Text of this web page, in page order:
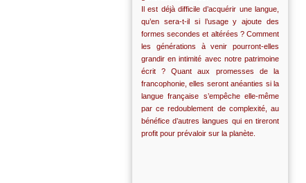
Il est déjà difficile d’acquérir une langue,
qu’en sera-t-il si l’usage y ajoute des
formes secondes et altérées ? Comment
les générations à venir pourront-elles
grandir en intimité avec notre patrimoine
écrit ? Quant aux promesses de la
francophonie, elles seront anéanties si la
langue française s’empêche elle-même
par ce redoublement de complexité, au
bénéfice d’autres langues qui en tireront
profit pour prévaloir sur la planète.